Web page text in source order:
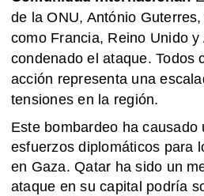
de la ONU, António
como Francia, Reino Unido
condenado el ataque. Todos
acción representa una
tensiones en la región.
Este bombardeo ha
esfuerzos diplomáticos para
en Gaza. Qatar ha sido un
ataque en su capital podría